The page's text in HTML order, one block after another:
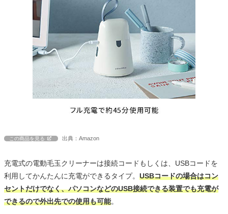
この商品を見る 出典：Amazon
充電式の電動毛玉クリーナーは接続コードもしくは、USBコードを
利用してかんたんに充電ができるタイプ。 USBコードの場合はコン
セントだけでなく、パソコンなどのUSB接続できる装置でも充電が
できるので外出先での使用も可能。